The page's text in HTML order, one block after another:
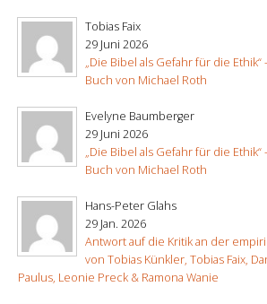
Tobias Faix
29 Juni 2026
„Die Bibel als Gefahr für die
Buch von Michael Roth
Evelyne Baumberger
29 Juni 2026
„Die Bibel als Gefahr für die
Buch von Michael Roth
Hans-Peter Glahs
29 Jan. 2026
Antwort auf die Kritik an der
von Tobias Künkler, Tobias Faix,
Paulus, Leonie Preck & Ramona Wanie